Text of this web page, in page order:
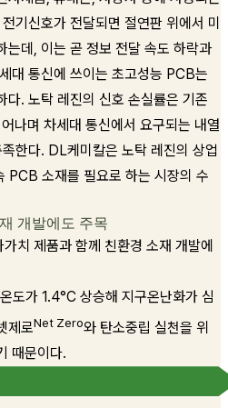
기신호가 전달되면 절연판 위에서 미
는데, 이는 곧 정보 전달 속도 하락과
대 통신에 쓰이는 초고성능 PCB는
다. 노탁 레진의 신호 손실률은 기존
나며 차세대 통신에서 요구되는 내열
한다. DL케미칼은 노탁 레진의 상업
PCB 소재를 필요로 하는 시장의 수
개발에도 주목
치 제품과 함께 친환경 소재 개발에
도가 1.4°C 상승해 지구온난화가 심
제로Net Zero와 탄소중립 실천을 위
때문이다.